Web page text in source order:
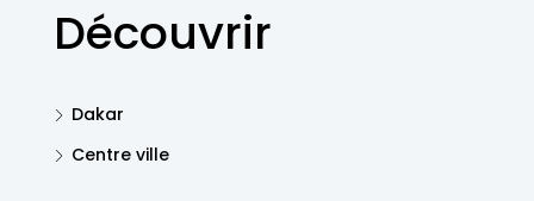
Découvrir
Dakar
Centre ville